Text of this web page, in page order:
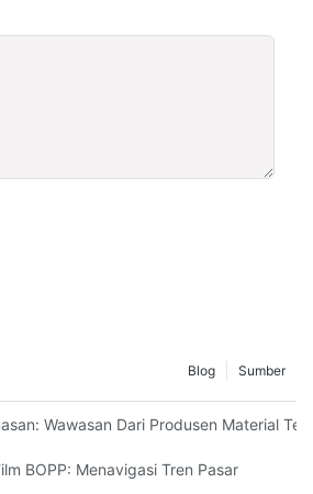
Sumber
Blog
Wawasan Dari Produsen Material
BOPP: Menavigasi Tren Pasar